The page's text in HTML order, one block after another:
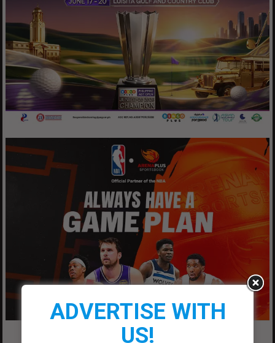
ADVERTISE WITH
US!